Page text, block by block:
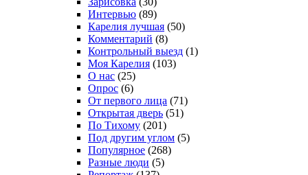
Интервью (89)
Карелия лучшая (50)
Комментарий (8)
Контрольный выезд (1)
Моя Карелия (103)
О нас (25)
Опрос (6)
От первого лица (71)
Открытая дверь (51)
По Тихому (201)
Под другим углом (5)
Популярное (268)
Разные люди (5)